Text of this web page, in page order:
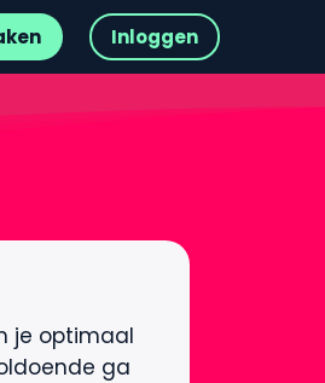
Inloggen
je optimaal
ga